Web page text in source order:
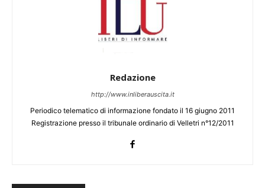
Redazione
http://www.inliberauscita.it
Periodico telematico di informazione fondato il 16 giugno 2011
Registrazione presso il tribunale ordinario di Velletri n°12/2011